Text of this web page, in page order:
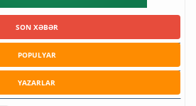
SON XƏBƏR
POPULYAR
YAZARLAR